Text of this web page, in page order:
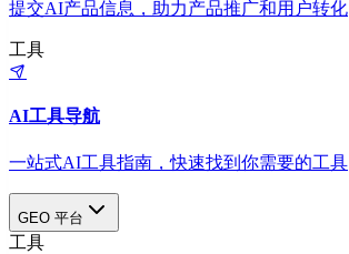
提交AI产品信息，助力产品推广和用户转化
工具
AI工具导航
一站式AI工具指南，快速找到你需要的工具
GEO 平台
工具